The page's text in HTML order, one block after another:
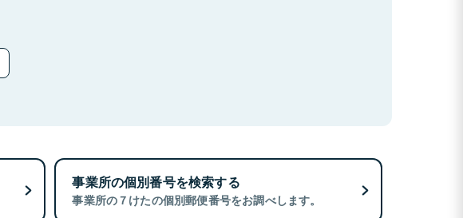
事業所の個別番号を検索する
事業所の７けたの個別郵便番号をお調べします。